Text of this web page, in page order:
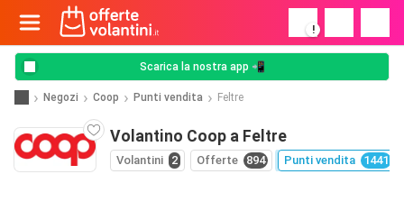
!
Scarica la nostra app 📲
Negozi Coop Punti vendita Feltre
Volantino Coop a Feltre
Volantini 2 Offerte 894 Punti vendita 1441